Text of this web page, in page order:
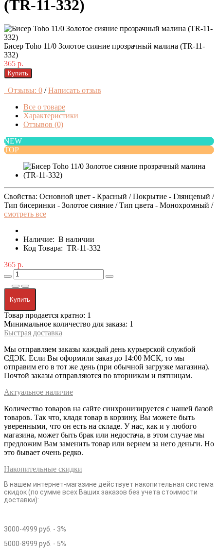
(TR-11-332)
Бисер Toho 11/0 Золотое сияние прозрачный малина (TR-11-
332)
365 р.
Купить
Отзывы: 0 / Написать отзыв
Все о товаре
Характеристики
Отзывов (0)
NEW
TOP
Свойства: Основной цвет - Красный / Покрытие - Глянцевый /
Тип бисеринки - Золотое сияние / Тип цвета - Монохромный /
смотреть все
Наличие: В наличии
Код Товара: TR-11-332
365 р.
Купить
Товар продается кратно: 1
Минимальное количество для заказа: 1
Быстрая доставка
Мы отправляем заказы каждый день курьерской службой
СДЭК. Если Вы оформили заказ до 14:00 МСК, то мы
отправим его в тот же день (при обычной загрузке магазина).
Почтой заказы отправляются по вторникам и пятницам.
Актуальное наличие
Количество товаров на сайте синхронизируется с нашей базой
товаров. Так что, кладя товар в корзину, Вы можете быть
уверенными, что он есть на складе. У нас, как и у любого
магазина, может быть брак или недостача, в этом случае мы
предложим Вам заменить товар или вернем за него деньги. Но
это бывает очень редко.
Накопительные скидки
В нашем интернет-магазине действует накопительная система
скидок (по сумме всех Ваших заказов без учета стоимости
доставки):
3000-4999 руб. - 3%
5000-8999 руб. - 5%